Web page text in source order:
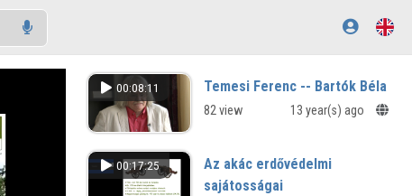
00:08:11 Temesi Ferenc -- Bartók Béla
82 view 13 year(s) ago
00:17:25
Az akác erdővédelmi
sajátosságai